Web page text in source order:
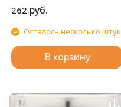
262 руб.
Осталось несколько штук
В корзину